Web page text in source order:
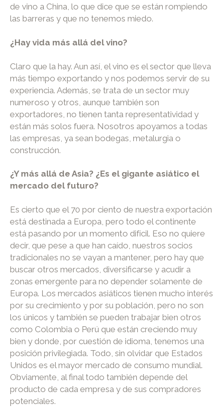
de vino a China, lo que dice que se están rompiendo
las barreras y que no tenemos miedo.
¿Hay vida más allá del vino?
Claro que la hay. Aun así, el vino es el sector que lleva
más tiempo exportando y nos podemos servir de su
experiencia. Además, se trata de un sector muy
numeroso y otros, aunque también son
exportadores, no tienen tanta representatividad y
están más solos fuera. Nosotros apoyamos a todas
las empresas, ya sean bodegas, metalurgia o
construcción.
¿Y más allá de Asia? ¿Es el gigante asiático el
mercado del futuro?
Es cierto que el 70 por ciento de nuestra exportación
está destinada a Europa, pero todo el continente
está pasando por un momento difícil. Eso no quiere
decir, que pese a que han caído, nuestros socios
tradicionales no se vayan a mantener, pero hay que
buscar otros mercados, diversificarse y acudir a
zonas emergente para no depender solamente de
Europa. Los mercados asiáticos tienen mucho interés
por su crecimiento y por su población, pero no son
los únicos y también se pueden trabajar bien otros
como Colombia o Perú que están creciendo muy
bien y donde, por cuestión de idioma, tenemos una
posición privilegiada. Todo, sin olvidar que Estados
Unidos es el mayor mercado de consumo mundial.
Obviamente, al final todo también depende del
producto de cada empresa y de sus compradores
potenciales.